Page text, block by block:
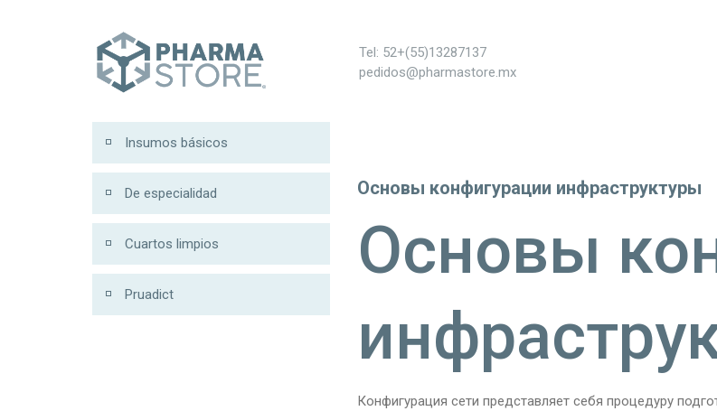
Tel: 52+(55)13287137
pedidos@pharmastore.mx
Insumos básicos
De especialidad
Cuartos limpios
Pruadict
Основы конфигурации инфраструктуры
Основы
Конфигурация сети представляет себя процедуру